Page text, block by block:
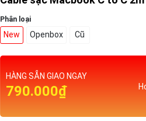
Phân loại
New Openbox Cũ
HÀNG SẴN GIAO NGAY
790.000₫